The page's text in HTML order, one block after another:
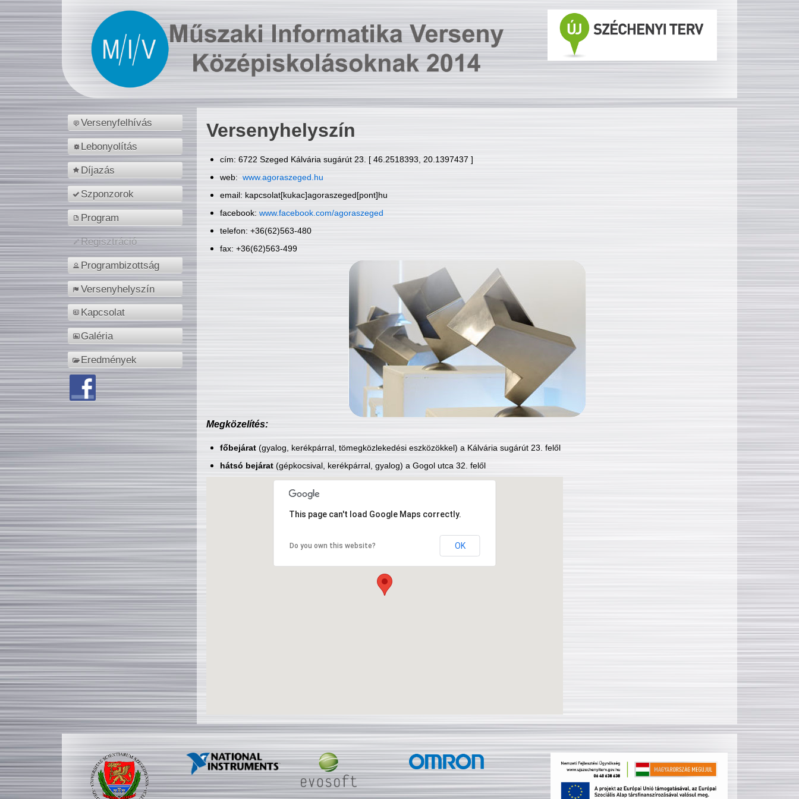
Versenyfelhívás
Lebonyolítás
Díjazás
Szponzorok
Program
Regisztráció
Programbizottság
Versenyhelyszín
Kapcsolat
Galéria
Eredmények
Versenyhelyszín
cím: 6722 Szeged Kálvária sugárút 23. [ 46.2518393, 20.1397437 ]
web: www.agoraszeged.hu
email: kapcsolat[kukac]agoraszeged[pont]hu
facebook: www.facebook.com/agoraszeged
telefon: +36(62)563-480
fax: +36(62)563-499
Megközelítés:
főbejárat(gyalog, kerékpárral, tömegközlekedési eszközökkel) a Kálvária sugárút 23. felől
hátsó bejárat(gépkocsival, kerékpárral, gyalog) a Gogol utca 32. felől
This page can't load Google Maps correctly.
Do you own this website? OK